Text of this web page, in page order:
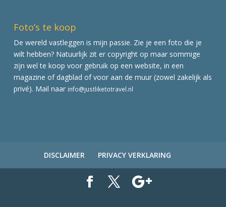
Foto’s te koop
De wereld vastleggen is mijn passie. Zie je een foto die je
wilt hebben? Natuurlijk zit er copyright op maar sommige
zijn wel te koop voor gebruik op een website, in een
magazine of dagblad of voor aan de muur (zowel zakelijk als
privé). Mail naar info@justliketotravel.nl
DISCLAIMER PRIVACY VERKLARING